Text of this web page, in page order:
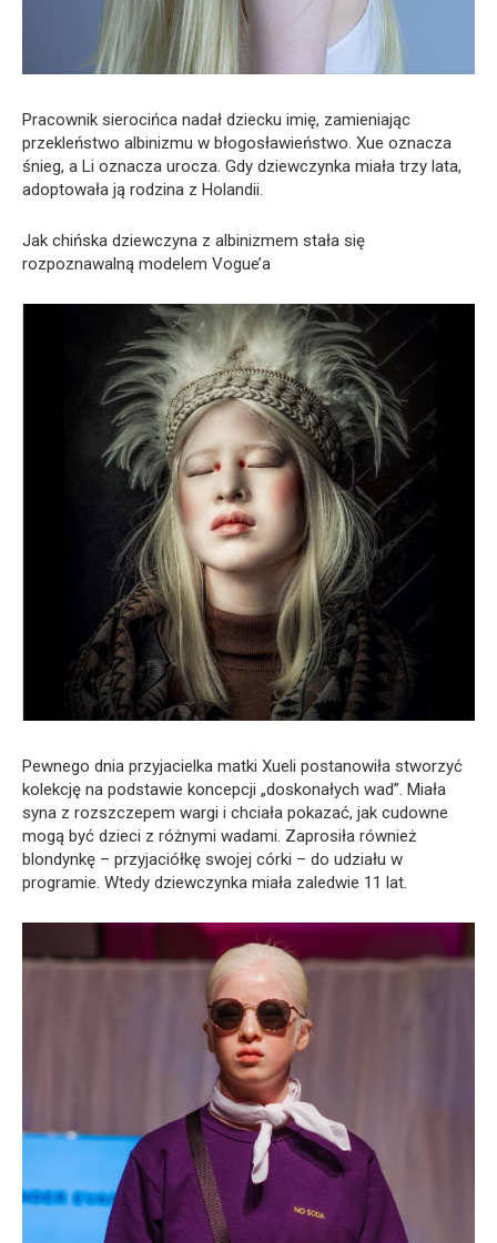
Pracownik sierocińca nadał dziecku imię, zamieniając
przekleństwo albinizmu w błogosławieństwo. Xue oznacza
śnieg, a Li oznacza urocza. Gdy dziewczynka miała trzy lata,
adoptowała ją rodzina z Holandii.
Jak chińska dziewczyna z albinizmem stała się
rozpoznawalną modelem Vogue’a
Pewnego dnia przyjacielka matki Xueli postanowiła stworzyć
kolekcję na podstawie koncepcji „doskonałych wad”. Miała
syna z rozszczepem wargi i chciała pokazać, jak cudowne
mogą być dzieci z różnymi wadami. Zaprosiła również
blondynkę – przyjaciółkę swojej córki – do udziału w
programie. Wtedy dziewczynka miała zaledwie 11 lat.